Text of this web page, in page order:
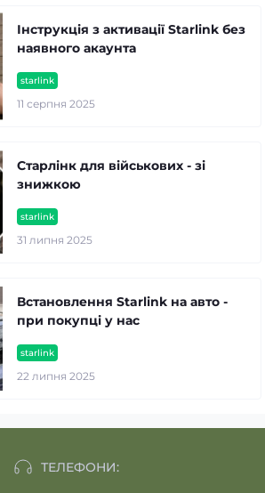
starlink
11 серпня 2025
Інструкція з активації Starlink без
наявного акаунта
starlink
31 липня 2025
Старлінк для військових - зі
знижкою
starlink
22 липня 2025
Встановлення Starlink на авто -
при покупці у нас
ТЕЛЕФОНИ: